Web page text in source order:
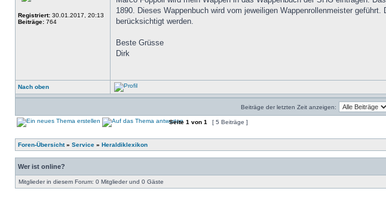
Registriert: 30.01.2017, 20:13
Beiträge: 764
1890. Dieses Wappenbuch wird vom jeweiligen Wappenrollenmeister
berücksichtigt werden.
Beste Grüsse
Dirk
Nach oben
Beiträge der letzten Zeit anzeigen:
Seite 1 von 1 [ 5 Beiträge ]
Foren-Übersicht» Service » Heraldiklexikon
Wer ist online?
Mitglieder in diesem Forum: 0 Mitglieder und 0 Gäste